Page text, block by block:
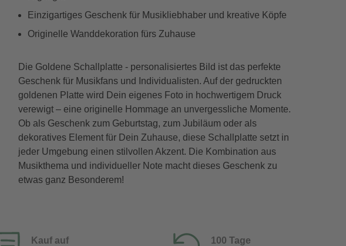
Einzigartiges Geschenk für Musikliebhaber und kreative Köpfe
Originelle Wanddekoration fürs Zuhause
Die Goldene Schallplatte - personalisiertes Bild ist das perfekte
Geschenk für Musikfans und Individualisten. Auf der gedruckten
goldenen Platte wird Dein eigenes Foto in hochwertigem Druck
verewigt – eine originelle Hommage an unvergessliche Momente.
Ob als Geschenk zum Geburtstag, zum Jubiläum oder als
dekoratives Element für Dein Zuhause, diese Schallplatte setzt in
jeder Umgebung einen stilvollen Akzent. Die Kombination aus
Musikthema und individueller Note macht dieses Geschenk zu
etwas ganz Besonderem!
Kauf auf
100 Tage